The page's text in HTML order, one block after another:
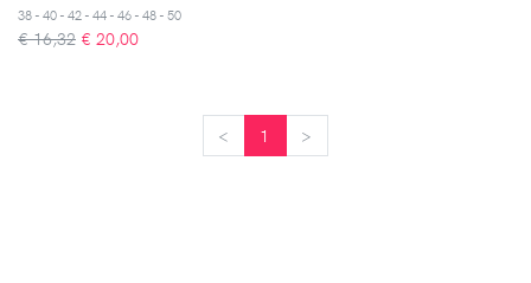
38 - 40 - 42 - 44 - 46 - 48 - 50
€ 16,32 € 20,00
< 1 >